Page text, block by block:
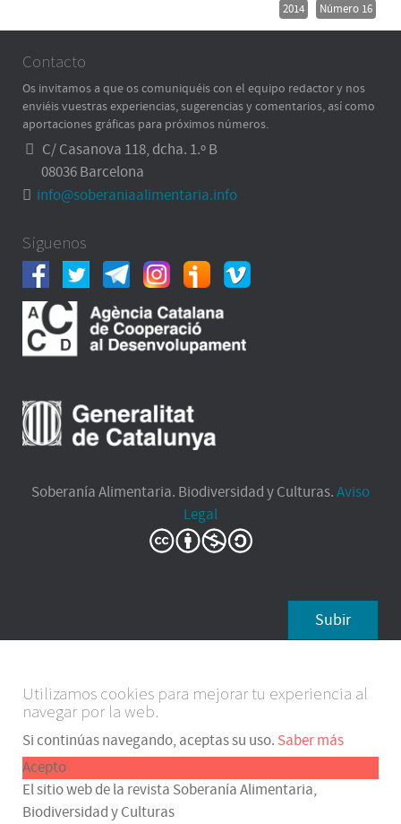
2014 Número 16
Contacto
Os invitamos a que os comuniquéis con el equipo redactor y nos
enviéis vuestras experiencias, sugerencias y comentarios, así como
aportaciones gráficas para próximos números.
C/ Casanova 118, dcha. 1.º B
08036 Barcelona
info@soberaniaalimentaria.info
Síguenos
Soberanía Alimentaria. Biodiversidad y Culturas.Aviso
Legal
Subir
Utilizamos cookies para mejorar tu experiencia al
navegar por la web.
Si continúas navegando, aceptas su uso. Saber más
Acepto
El sitio web de la revista Soberanía Alimentaria,
Biodiversidad y Culturas